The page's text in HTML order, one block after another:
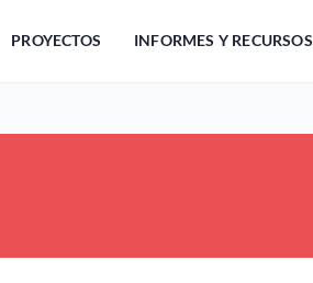
PROYECTOS INFORMES Y RECURSOS